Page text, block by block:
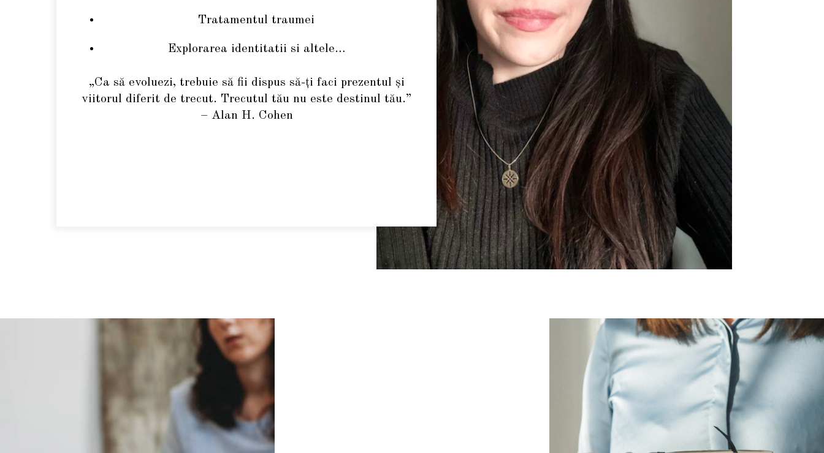
Tratamentul traumei
Explorarea identitatii si altele…
„Ca să evoluezi, trebuie să fii dispus să-ţi faci prezentul şi
viitorul diferit de trecut. Trecutul tău nu este destinul tău.”
– Alan H. Cohen